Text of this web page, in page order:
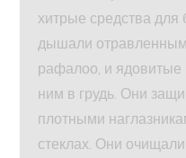
хитрые средства
дышали отравленным
рафалоо, и ядовитые
ним в грудь. Они
плотными
стеклах. Они